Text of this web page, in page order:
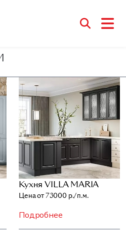
Кухня VILLA MARIA
Цена от 73000 р./п.м.
Подробнее